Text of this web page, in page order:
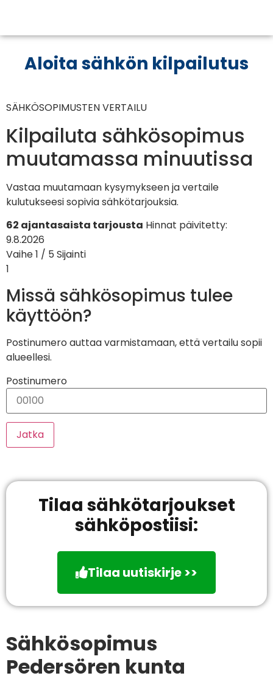
Aloita sähkön kilpailutus
SÄHKÖSOPIMUSTEN VERTAILU
Kilpailuta sähkösopimus
muutamassa minuutissa
Vastaa muutamaan kysymykseen ja vertaile
kulutukseesi sopivia sähkötarjouksia.
62 ajantasaista tarjousta Hinnat päivitetty:
9.8.2026
Vaihe 1 / 5 Sijainti
1
Missä sähkösopimus tulee
käyttöön?
Postinumero auttaa varmistamaan, että vertailu sopii
alueellesi.
Postinumero
Jatka
Tilaa sähkötarjoukset
sähköpostiisi:
Tilaa uutiskirje >>
Sähkösopimus
Pedersören kunta